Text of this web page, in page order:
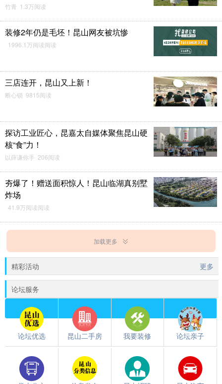
竹青 1.3万阅读
装修2年仍是毛坯！昆山网友被坑惨
1996.1万阅读阅读
三店连开，昆山又上新！
断心锁 9815阅读
探访工业匠心，昆嘉太自媒体聚焦昆山硬
核“食”力！
以薛谦你手 206阅读
夯爆了！赠送面积惊人！昆山临湖真别墅
炸场
41.9万阅读阅读
加载更多
精彩活动 更多
论坛服务
论坛优选 昆山二手房 我要装修 论坛亲子